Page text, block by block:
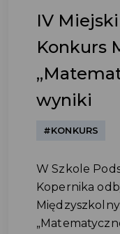
IV
Konkurs
wyniki
#KONKURS
W Szkole
Kopernika